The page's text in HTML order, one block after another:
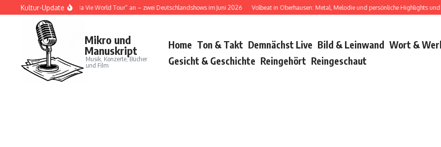
Zum Inhalt springen
Kultur-Update
Doja Cat kündigt „Tour Ma Vie World Tour“ an – zwei Deutschlandshows im Juni 2026 Volbeat in Oberhausen: Metal, Melodie und persönliche Highlights und
Mikro und
Manuskript
Musik, Konzerte, Bücher
und Film
Home Ton & Takt Demnächst Live Bild & Leinwand Wort &
Gesicht & Geschichte Reingehört Reingeschaut